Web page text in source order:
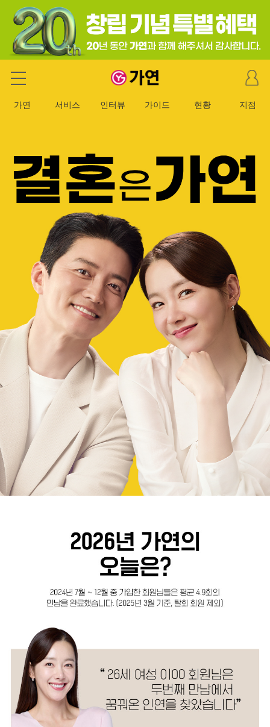
가연 결혼정보회사
마
이
이
가연 서비스 인터뷰 가이드 현황 지점